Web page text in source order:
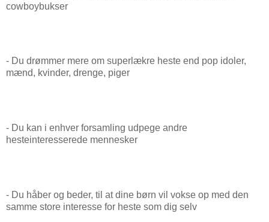
cowboybukser
- Du drømmer mere om superlækre heste end pop idoler,
mænd, kvinder, drenge, piger
- Du kan i enhver forsamling udpege andre
hesteinteresserede mennesker
- Du håber og beder, til at dine børn vil vokse op med den
samme store interesse for heste som dig selv